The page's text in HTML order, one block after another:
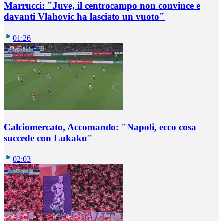
Marrucci: "Juve, il centrocampo non convince e
davanti Vlahovic ha lasciato un vuoto"
01:26
Calciomercato, Accomando: "Napoli, ecco cosa
succede con Lukaku"
02:03